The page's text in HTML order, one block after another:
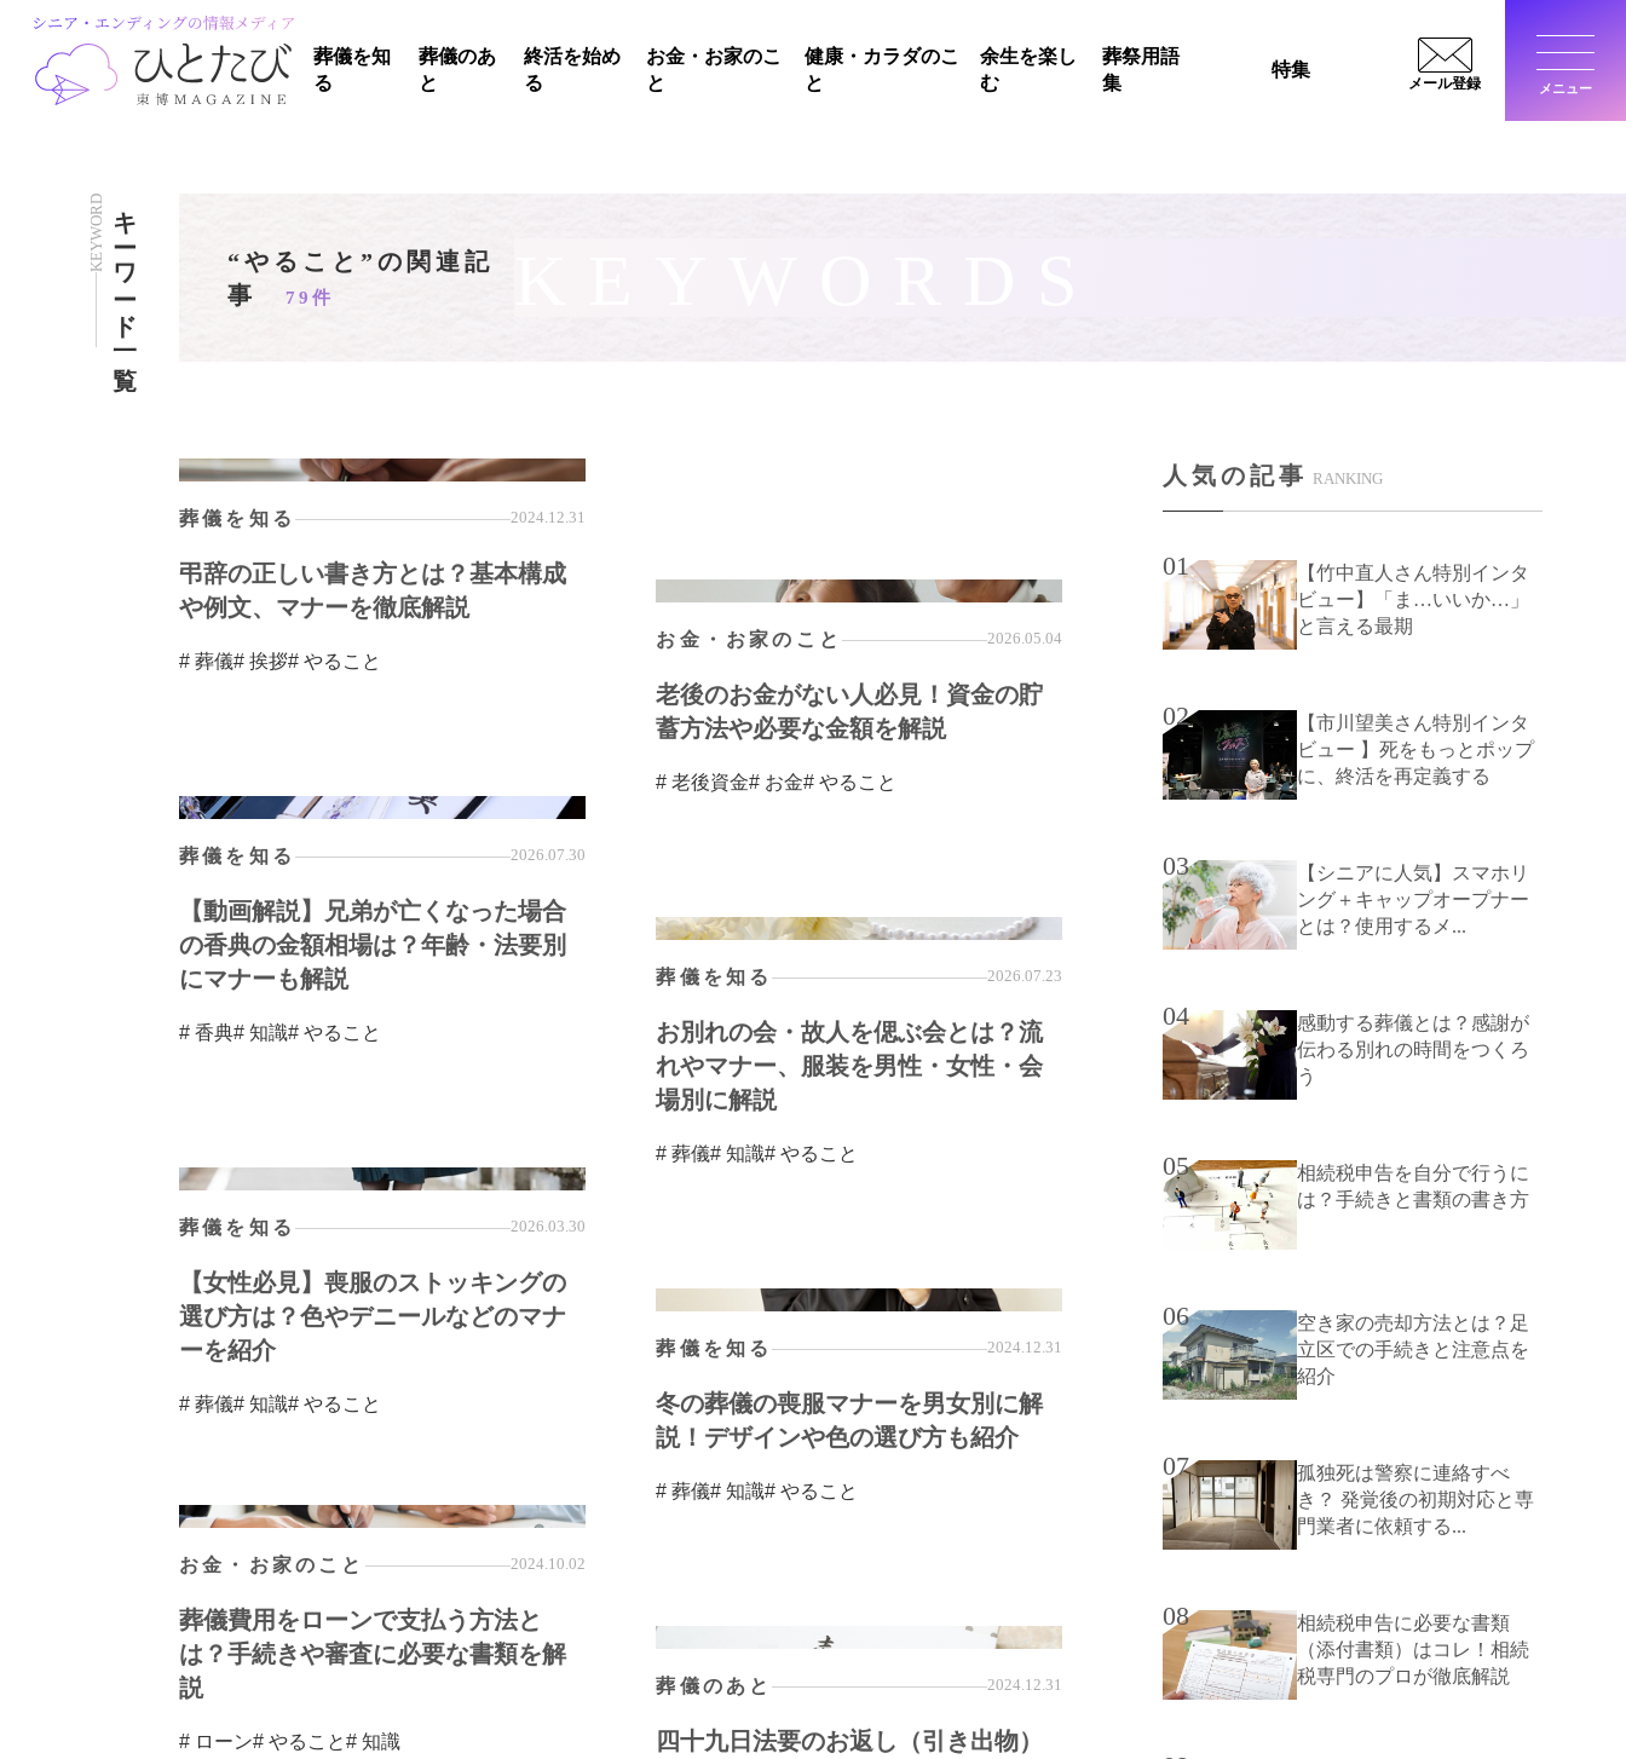
葬儀を知
る
葬儀のあ
と
終活を始め
る
お金・お家のこ
と
健康・カラダのこ
と
余生を楽し
む
葬祭用語
集
特集
メール登録 メニュー
KEYWORDキーワード一覧
“やること”の関連記
事
79件
葬儀を知る 2024.12.31
弔辞の正しい書き方とは？基本構成
や例文、マナーを徹底解説
# 葬儀# 挨拶# やること
お金・お家のこと 2026.05.04
老後のお金がない人必見！資金の貯
蓄方法や必要な金額を解説
# 老後資金# お金# やること
葬儀を知る 2026.07.30
【動画解説】兄弟が亡くなった場合
の香典の金額相場は？年齢・法要別
にマナーも解説
# 香典# 知識# やること
葬儀を知る 2026.07.23
お別れの会・故人を偲ぶ会とは？流
れやマナー、服装を男性・女性・会
場別に解説
# 葬儀# 知識# やること
葬儀を知る 2026.03.30
【女性必見】喪服のストッキングの
選び方は？色やデニールなどのマナ
ーを紹介
# 葬儀# 知識# やること
葬儀を知る 2024.12.31
冬の葬儀の喪服マナーを男女別に解
説！デザインや色の選び方も紹介
# 葬儀# 知識# やること
お金・お家のこと 2024.10.02
葬儀費用をローンで支払う方法と
は？手続きや審査に必要な書類を解
説
# ローン# やること# 知識
葬儀のあと 2024.12.31
四十九日法要のお返し（引き出物）
人気の記事 RANKING
01
【竹中直人さん特別インタ
ビュー】「ま…いいか…」
と言える最期
02
【市川望美さん特別インタ
ビュー 】死をもっとポップ
に、終活を再定義する
03
【シニアに人気】スマホリ
ング＋キャップオープナー
とは？使用するメ...
04
感動する葬儀とは？感謝が
伝わる別れの時間をつくろ
う
05
相続税申告を自分で行うに
は？手続きと書類の書き方
06
空き家の売却方法とは？足
立区での手続きと注意点を
紹介
07
孤独死は警察に連絡すべ
き？ 発覚後の初期対応と専
門業者に依頼する...
08
相続税申告に必要な書類
（添付書類）はコレ！相続
税専門のプロが徹底解説